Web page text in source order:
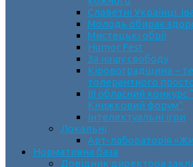
Славетні Українці.
Молодь обирає
Мистецькі обрії
Humor Fest
За нашу свободу
Кіровоградщина –
толерантного
ІII обласний конкурс
Книжковий форум”
Інтелектуальні ігри
Локальні
Арт-лабораторія
Нормативна база
Довідник директора